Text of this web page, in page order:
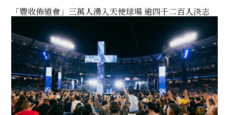
「豐收佈道會」三萬人湧入天使球場 逾四千二百人決志